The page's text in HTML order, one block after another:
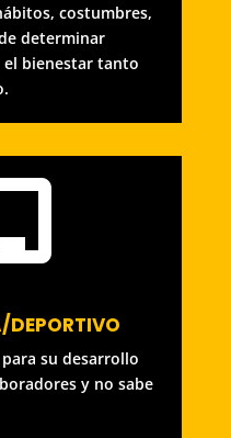
costumbres,
determinar
el bienestar tanto
DEPORTIVO
su desarrollo
y no sabe